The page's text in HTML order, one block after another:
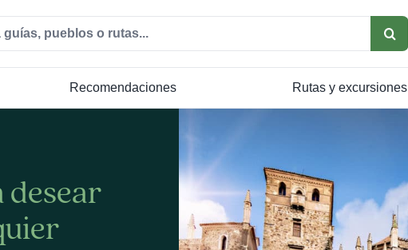
Recomendaciones Rutas y excursiones
desear